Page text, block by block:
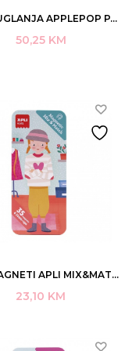
IGRA KUGLANJA APPLEPOP PATKE – JANOD J03364
50,25 KM
IGRA MAGNETI APLI MIX&MATCH FASHION ART.18910
23,10 KM